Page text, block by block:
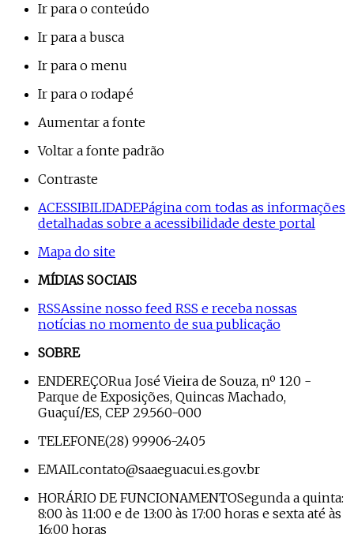
Ir para o conteúdo
Ir para a busca
Ir para o menu
Ir para o rodapé
Aumentar a fonte
Voltar a fonte padrão
Contraste
ACESSIBILIDADEPágina com todas as informações
detalhadas sobre a acessibilidade deste portal
Mapa do site
MÍDIAS SOCIAIS
RSSAssine nosso feed RSS e receba nossas
notícias no momento de sua publicação
SOBRE
ENDEREÇORua José Vieira de Souza, nº 120 -
Parque de Exposições, Quincas Machado,
Guaçuí/ES, CEP 29.560-000
TELEFONE(28) 99906-2405
EMAILcontato@saaeguacui.es.gov.br
HORÁRIO DE FUNCIONAMENTOSegunda a quinta:
8:00 às 11:00 e de 13:00 às 17:00 horas e sexta até às
16:00 horas